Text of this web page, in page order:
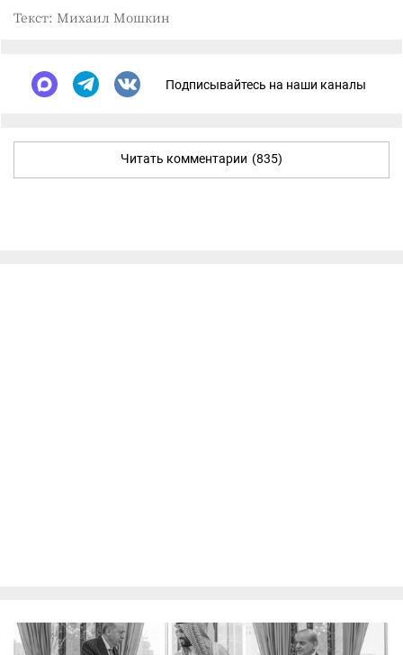
Текст: Михаил Мошкин
Подписывайтесь на наши каналы
Читать комментарии (835)